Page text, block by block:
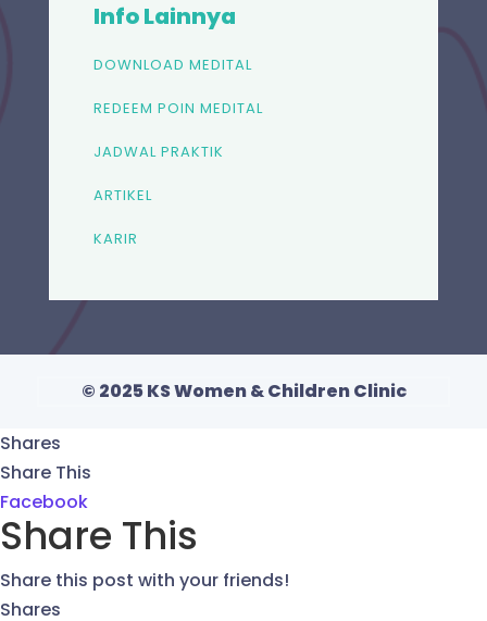
Info Lainnya
DOWNLOAD MEDITAL
REDEEM POIN MEDITAL
JADWAL PRAKTIK
ARTIKEL
KARIR
© 2025 KS Women & Children Clinic
Shares
Share This
Facebook
Share This
Share this post with your friends!
Shares